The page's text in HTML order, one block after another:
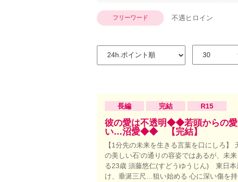
フリーワード 不遇ヒロイン
長編 完結 R15
彼の愛は不透明◆◆若頭からの愛
い…沼愛◆◆ 【完結】
【1分先の未来を生きる言葉を口にしろ
の美しい石’の通りの容姿ではあるが、未
る23歳 須藤悠仁(すどうゆうじん) 東日
け、垂涎三尺…狙い始める 心に深い傷を